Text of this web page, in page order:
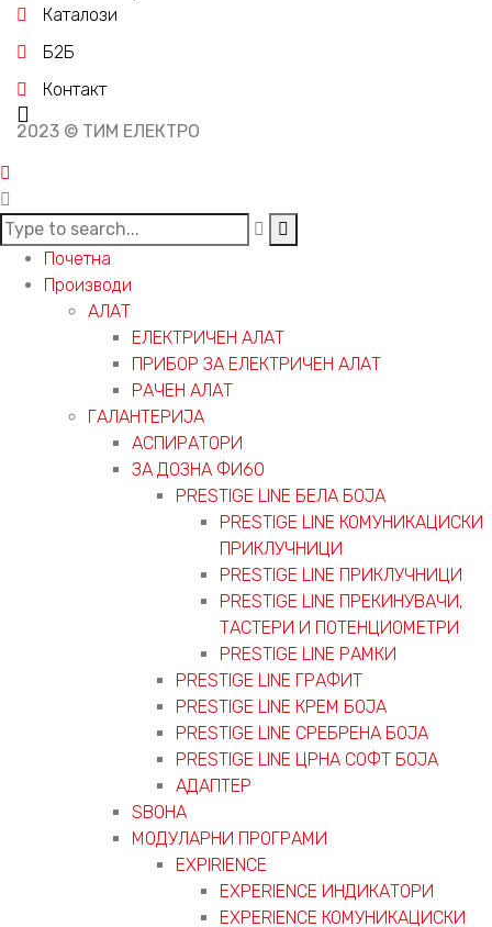
Каталози
Б2Б
Контакт
2023 © ТИМ ЕЛЕКТРО
Почетна
Производи
АЛАТ
ЕЛЕКТРИЧЕН АЛАТ
ПРИБОР ЗА ЕЛЕКТРИЧЕН АЛАТ
РАЧЕН АЛАТ
ГАЛАНТЕРИЈА
АСПИРАТОРИ
ЗА ДОЗНА ФИ60
PRESTIGE LINE БЕЛА БОЈА
PRESTIGE LINE КОМУНИКАЦИСКИ
ПРИКЛУЧНИЦИ
PRESTIGE LINE ПРИКЛУЧНИЦИ
PRESTIGE LINE ПРЕКИНУВАЧИ,
ТАСТЕРИ И ПОТЕНЦИОМЕТРИ
PRESTIGE LINE РАМКИ
PRESTIGE LINE ГРАФИТ
PRESTIGE LINE КРЕМ БОЈА
PRESTIGE LINE СРЕБРЕНА БОЈА
PRESTIGE LINE ЦРНА СОФТ БОЈА
АДАПТЕР
ЅВОНА
МОДУЛАРНИ ПРОГРАМИ
EXPIRIENCE
EXPERIENCE ИНДИКАТОРИ
EXPERIENCE КОМУНИКАЦИСКИ